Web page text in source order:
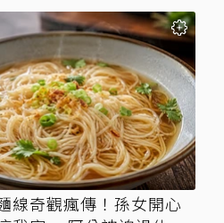
線奇觀瘋傳！孫女開心